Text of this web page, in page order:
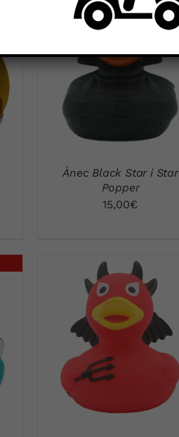
VISTA RÁPIDA
Ànec Black Star i Star
Popper
15,00€
VISTA RÁPIDA